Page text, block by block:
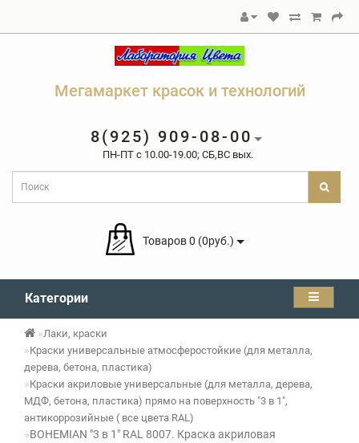
Мегамаркет красок и технологий
8(925) 909-08-00
ПН-ПТ c 10.00-19.00; СБ,ВС вых.
Товаров 0 (0руб.)
Категории
Лаки, краски
Краски универсальные атмосферостойкие (для металла,
дерева, бетона, пластика)
Краски акриловые универсальные (для металла, дерева,
МДФ, бетона, пластика) прямо на поверхность "3 в 1",
антикоррозийные ( все цвета RAL)
BOHEMIAN "3 в 1" RAL 8007. Краска акриловая